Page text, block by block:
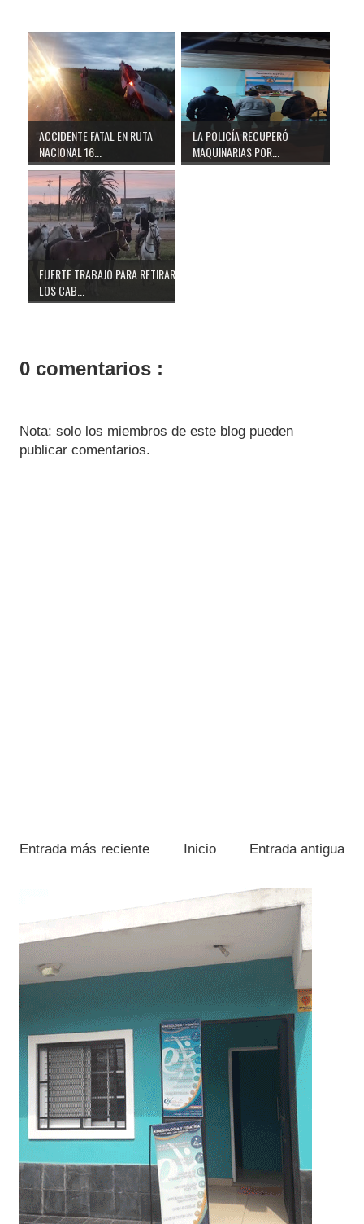
ACCIDENTE FATAL EN RUTA
NACIONAL 16...
LA POLICÍA RECUPERÓ
MAQUINARIAS POR...
FUERTE TRABAJO PARA RETIRAR
LOS CAB...
0 comentarios :
Nota: solo los miembros de este blog pueden
publicar comentarios.
Entrada más reciente Entrada antigua
Inicio